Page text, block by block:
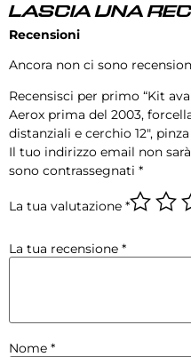
LASCIA UNA
Recensioni
Ancora non ci sono
Recensisci per primo “Kit
Aerox prima del 2003,
distanziali e cerchio 12″,
Il tuo indirizzo email non
sono contrassegnati *
La tua valutazione *
La tua recensione *
Nome *